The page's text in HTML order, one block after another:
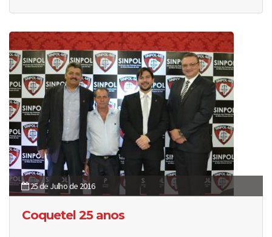
25 de Julho de 2016
Coquetel 25 anos